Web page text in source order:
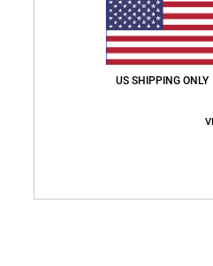
US SHIPPING ONLY